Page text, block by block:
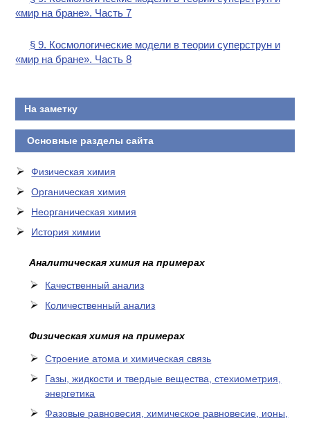
«мир на бране». Часть 7
§ 9. Космологические модели в теории суперструн и
«мир на бране». Часть 8
На заметку
Основные разделы сайта
Физическая химия
Органическая химия
Неорганическая химия
История химии
Аналитическая химия на примерах
Качественный анализ
Количественный анализ
Физическая химия на примерах
Cтроение атома и химическая связь
Газы, жидкости и твердые вещества, стехиометрия,
энергетика
Фазовые равновесия, химическое равновесие, ионы,